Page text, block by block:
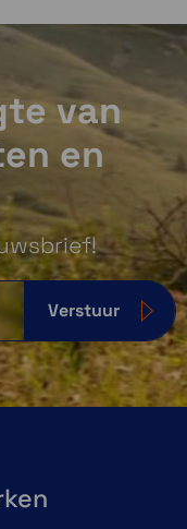
je altijd over
PRO gaat nog
kan hij ook
je overal van
ingebouwde
SOS-alarm
het tot een
tool.
van
en
Verstuur